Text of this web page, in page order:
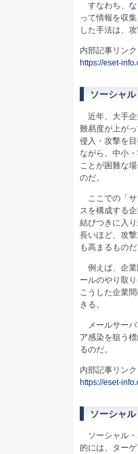
すなわち、
って情報を収
した手法は、
内部記事リン
https://eset-
ソーシャ
近年、大手企
難易度が上が
侵入・攻撃を目
ながら、中小
ことが困難な
のだ。
ここでの「サ
スを構成する
結びつきに入
長いほど、攻
も高まるものだ
例えば、企業
ールのやり取
こうした企業
きる。
メールサーバ
ア感染を狙う
るのだ。
内部記事リン
https://eset-
ソーシャ
ソーシャル・
的には、ター